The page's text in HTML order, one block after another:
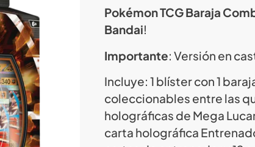
Pokémon TCG Baraja
Bandai!
Importante: Versión en
Incluye: 1 blíster con 1
coleccionables entre las
holográficas de Mega
carta holográfica